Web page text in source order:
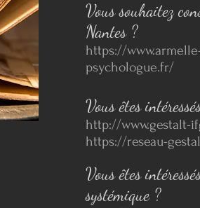
Vous souhaitez
Nantes ?
https://
psychologue.fr/
Vous êtes
http://www.gestalt-
https://reseau-
Vous êtes
systémique ?